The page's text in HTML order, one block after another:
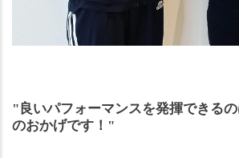
"良いパフォーマンスを発揮できる
のおかげです！"